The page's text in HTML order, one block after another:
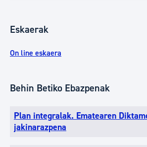
Eskaerak
On line eskaera
Behin Betiko Ebazpenak
Plan integralak. Ematearen
jakinarazpena